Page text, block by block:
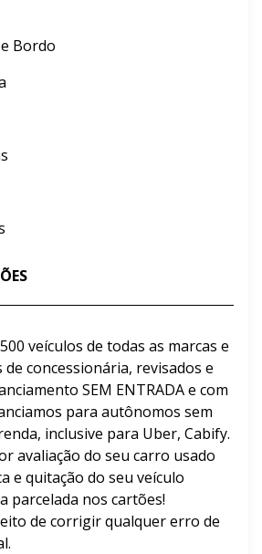
Bordo
veículos de todas as marcas e
de concessionária, revisados e
SEM ENTRADA e com
para autônomos sem
inclusive para Uber, Cabify.
avaliação do seu carro usado
e quitação do seu veículo
parcelada nos cartões!
de corrigir qualquer erro de